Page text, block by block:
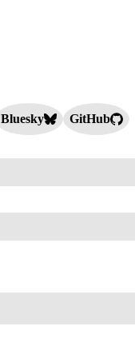
Bluesky
GitHub